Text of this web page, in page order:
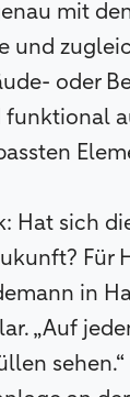
mit
und
oder
Hat sich
Für
in
„Auf
sehen.“